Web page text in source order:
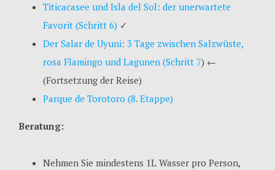
Titicacasee und Isla del Sol: der unerwartete
Favorit (Schritt 6) ✓
Der Salar de Uyuni: 3 Tage zwischen Salzwüste,
rosa Flamingo und Lagunen (Schritt 7) ←
(Fortsetzung der Reise)
Parque de Torotoro (8. Etappe)
Beratung:
Nehmen Sie mindestens 1L Wasser pro Person,